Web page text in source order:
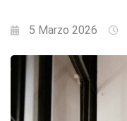
5 Marzo 2026